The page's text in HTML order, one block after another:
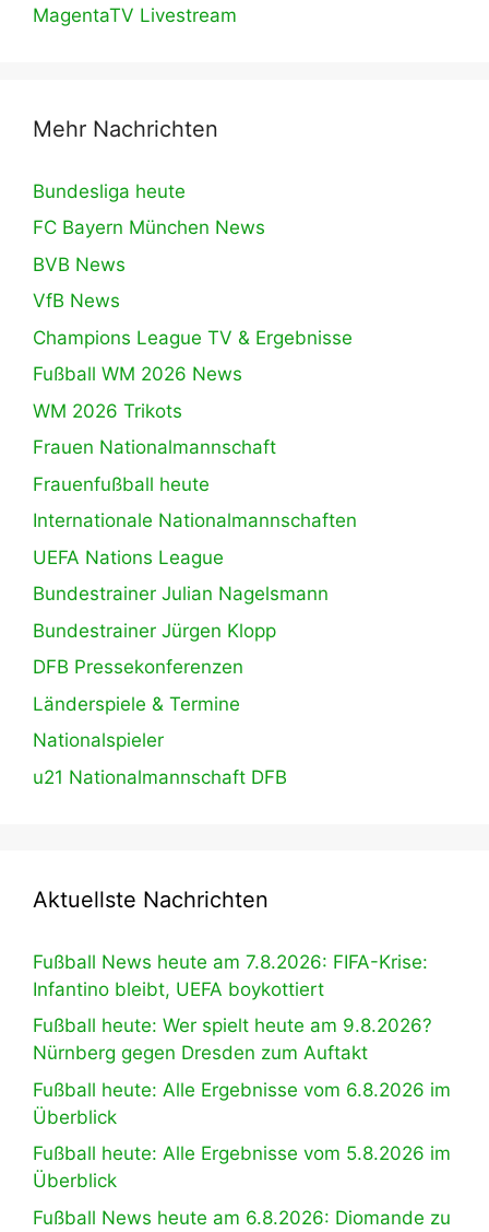
MagentaTV Livestream
Mehr Nachrichten
Bundesliga heute
FC Bayern München News
BVB News
VfB News
Champions League TV & Ergebnisse
Fußball WM 2026 News
WM 2026 Trikots
Frauen Nationalmannschaft
Frauenfußball heute
Internationale Nationalmannschaften
UEFA Nations League
Bundestrainer Julian Nagelsmann
Bundestrainer Jürgen Klopp
DFB Pressekonferenzen
Länderspiele & Termine
Nationalspieler
u21 Nationalmannschaft DFB
Aktuellste Nachrichten
Fußball News heute am 7.8.2026: FIFA-Krise:
Infantino bleibt, UEFA boykottiert
Fußball heute: Wer spielt heute am 9.8.2026?
Nürnberg gegen Dresden zum Auftakt
Fußball heute: Alle Ergebnisse vom 6.8.2026 im
Überblick
Fußball heute: Alle Ergebnisse vom 5.8.2026 im
Überblick
Fußball News heute am 6.8.2026: Diomande zu